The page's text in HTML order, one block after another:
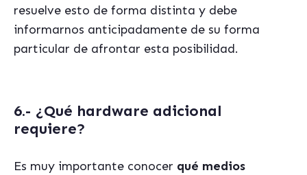
resuelve esto de forma distinta y debe
informarnos anticipadamente de su forma
particular de afrontar esta posibilidad.
6.- ¿Qué hardware adicional
requiere?
Es muy importante conocer qué medios